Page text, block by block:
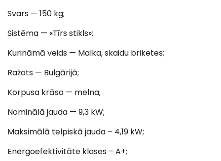
Svars — 150 kg;
Sistēma — «Tīrs stikls»;
Kurināmā veids — Malka, skaidu briketes;
Ražots — Bulgārijā;
Korpusa krāsa — melna;
Nominālā jauda — 9,3 kW;
Maksimālā telpiskā jauda – 4,19 kW;
Energoefektivitāte klases – A+;